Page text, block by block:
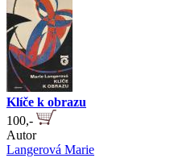
Klíče k obrazu
100,-
Autor
Langerová Marie